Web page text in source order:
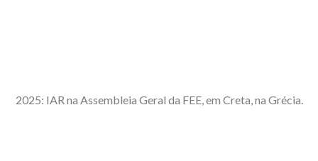
2025: IAR na Assembleia Geral da FEE, em Creta, na Grécia.